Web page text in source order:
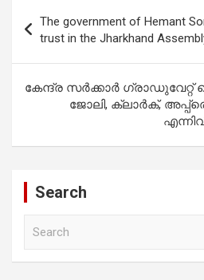
navigation
The government of Hemant
trust in the Jharkhand
കേന്ദ്ര സർക്കാർ
ജോലി, ക്ലാർക്,
Search